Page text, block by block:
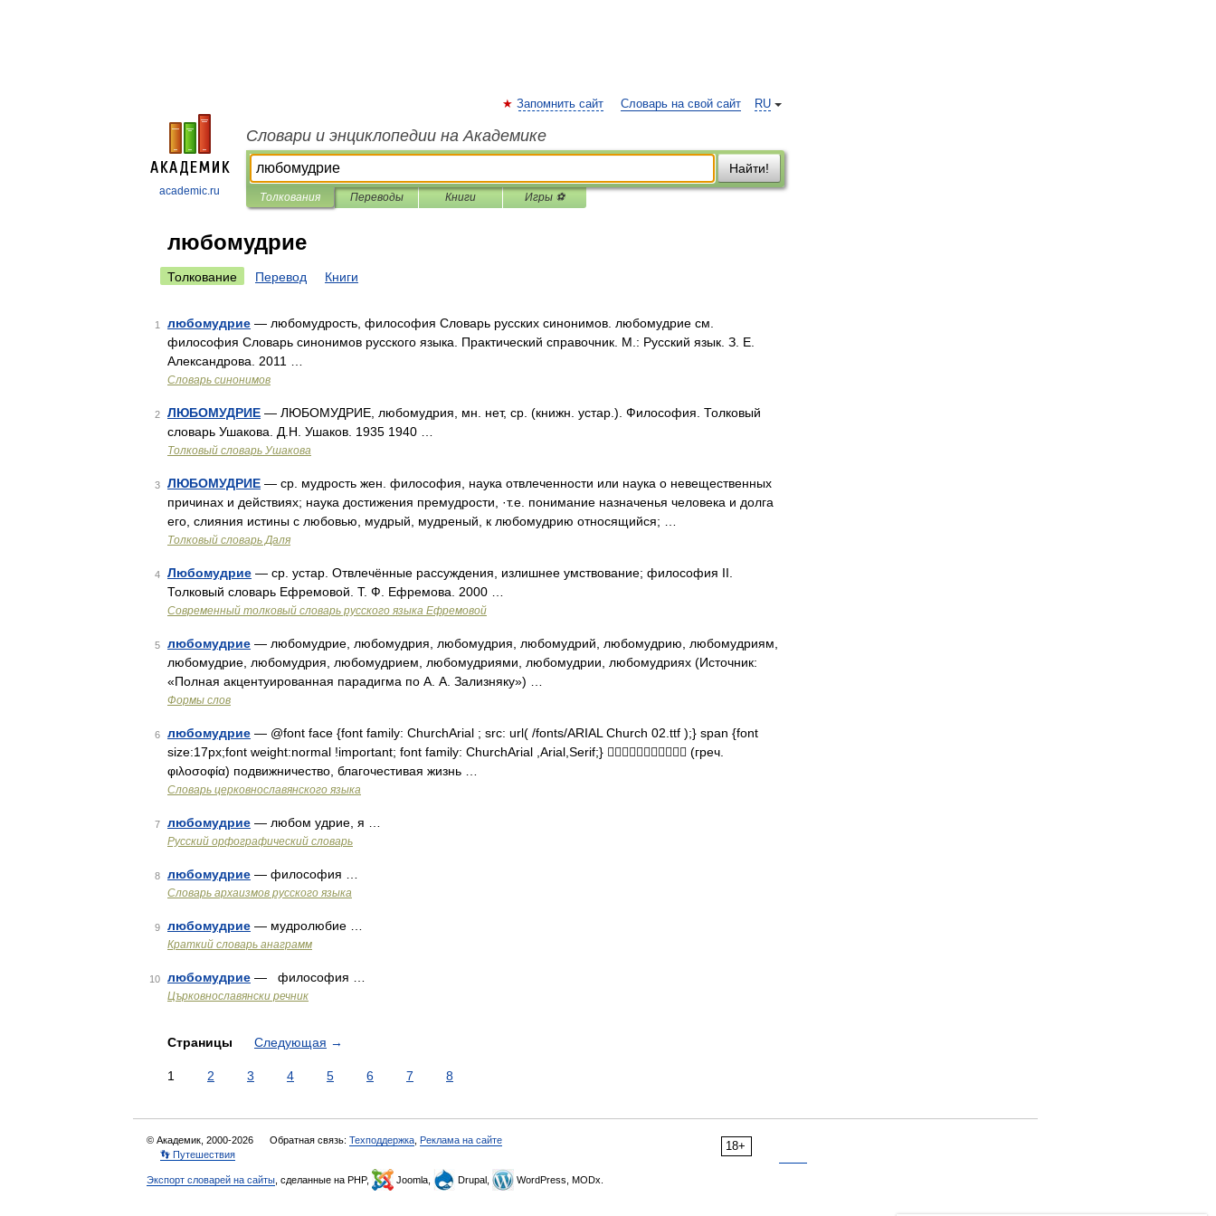
academic.ru
RU
Запомнить сайт Словарь на свой сайт
Словари и энциклопедии на Академике
Найти!
Толкования Переводы Книги Игры ⚽
любомудрие
Толкование Перевод Книги
1 любомудрие — любомудрость, философия Словарь русских синонимов. любомудрие см.
философия Словарь синонимов русского языка. Практический справочник. М.: Русский язык. З. Е.
Александрова. 2011 …
Словарь синонимов
2 ЛЮБОМУДРИЕ — ЛЮБОМУДРИЕ, любомудрия, мн. нет, ср. (книжн. устар.). Философия. Толковый
словарь Ушакова. Д.Н. Ушаков. 1935 1940 …
Толковый словарь Ушакова
3 ЛЮБОМУДРИЕ — ср. мудрость жен. философия, наука отвлеченности или наука о невещественных
причинах и действиях; наука достижения премудрости, ·т.е. понимание назначенья человека и долга
его, слияния истины с любовью, мудрый, мудреный, к любомудрию относящийся; …
Толковый словарь Даля
4 Любомудрие — ср. устар. Отвлечённые рассуждения, излишнее умствование; философия II.
Толковый словарь Ефремовой. Т. Ф. Ефремова. 2000 …
Современный толковый словарь русского языка Ефремовой
5 любомудрие — любомудрие, любомудрия, любомудрия, любомудрий, любомудрию, любомудриям,
любомудрие, любомудрия, любомудрием, любомудриями, любомудрии, любомудриях (Источник:
«Полная акцентуированная парадигма по А. А. Зализняку») …
Формы слов
6 любомудрие — @font face {font family: ChurchArial ; src: url( /fonts/ARIAL Church 02.ttf );} span {font
size:17px;font weight:normal !important; font family: ChurchArial ,Arial,Serif;}  (греч.
φιλοσοφία) подвижничество, благочестивая жизнь …
Словарь церковнославянского языка
7 любомудрие — любом удрие, я …
Русский орфографический словарь
8 любомудрие — философия …
Cловарь архаизмов русского языка
9 любомудрие — мудролюбие …
Краткий словарь анаграмм
10 любомудрие — философия …
Църковнославянски речник
Страницы Следующая →
1 2 3 4 5 6 7 8
18+
© Академик, 2000-2026 Обратная связь: Техподдержка Реклама на сайте
👣 Путешествия
Экспорт словарей на сайты , сделанные на PHP, Joomla, Drupal, WordPress, MODx.